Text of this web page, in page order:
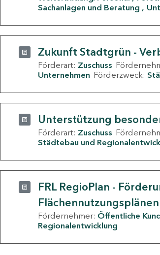
Sachanlagen und Beratung
Zukunft Stadtgrün -
Förderart: Zuschuss
Unternehmen Förderzweck:
Unterstützung
Förderart: Zuschuss
Städtebau und
FRL RegioPlan -
Fördernehmer: Öffentliche
Regionalentwicklung